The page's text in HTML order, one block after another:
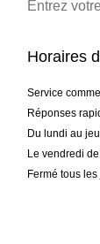
Horaires
Service
Réponses
Du lundi au
Le vendredi
Fermé tous